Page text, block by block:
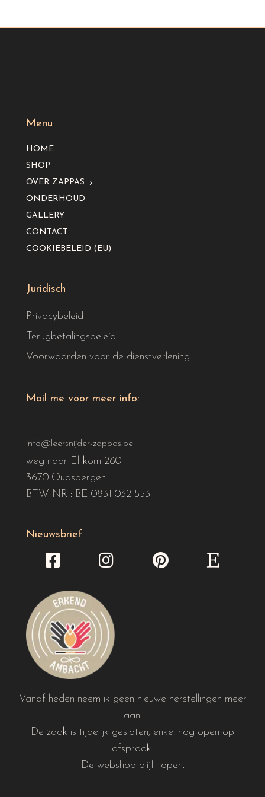
Menu
HOME
SHOP
OVER ZAPPAS
ONDERHOUD
GALLERY
CONTACT
COOKIEBELEID (EU)
Juridisch
Privacybeleid
Terugbetalingsbeleid
Voorwaarden voor de dienstverlening
Mail me voor meer info:
info@leersnijder-zappas.be
weg naar Ellikom 260
3670 Oudsbergen
BTW NR : BE 0831 032 553
Nieuwsbrief
Vanaf heden neem ik geen nieuwe herstellingen meer
aan.
De zaak is tijdelijk gesloten, enkel nog open op
afspraak.
De webshop blijft open.